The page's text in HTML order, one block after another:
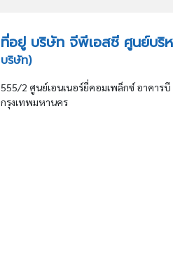
ที่อยู่ บริษัท จีพีเอสซี ศูนย์บริ
บริษัท)
555/2 ศูนย์เอนเนอร์ยี่คอมเพล็กซ์ อาคาร
กรุงเทพมหานคร